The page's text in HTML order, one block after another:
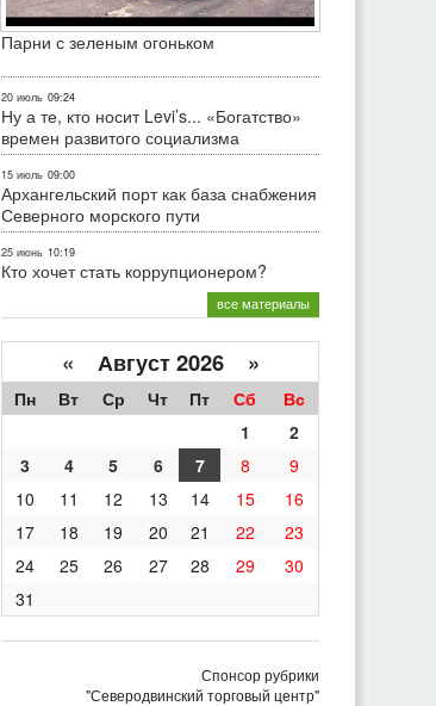
Парни с зеленым огоньком
20 июль 09:24
Ну а те, кто носит Levi’s... «Богатство»
времен развитого социализма
15 июль 09:00
Архангельский порт как база снабжения
Северного морского пути
25 июнь 10:19
Кто хочет стать коррупционером?
все материалы
« Август 2026 »
Пн Вт Ср Чт Пт Сб
Вс
1
2
3
4 5 6 7 8
9
10
11 12 13 14 15
16
17
18 19 20 21 22
23
24
25 26 27 28 29
30
31
Спонсор рубрики
"Северодвинский торговый центр"